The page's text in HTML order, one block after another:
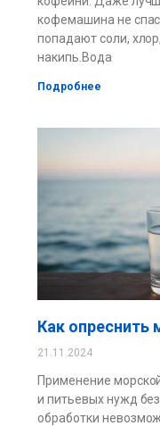
кофемашина не
попадают соли,
накипь.Вода
Подробнее
Как опреснить
21.11.2024
Применение
и питьевых нужд
обработки